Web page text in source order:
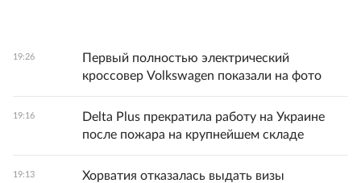
19:26
Первый полностью электрический
кроссовер Volkswagen показали на фото
19:16
Delta Plus прекратила работу на Украине
после пожара на крупнейшем складе
19:13
Хорватия отказалась выдать визы